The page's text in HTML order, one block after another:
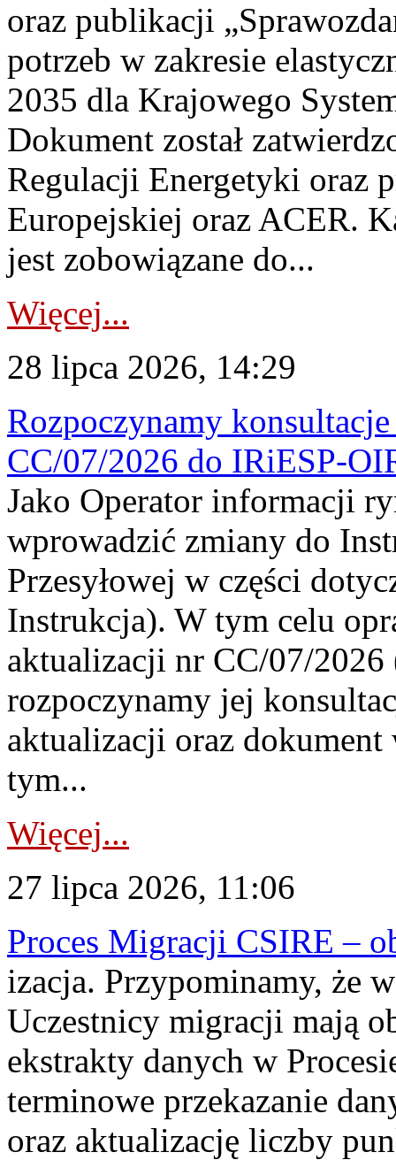
oraz publikacji
potrzeb w zakresie
2035 dla Krajowego
Dokument został
Regulacji Energetyki oraz
Europejskiej oraz ACER.
jest zobowiązane do...
Więcej...
28 lipca 2026, 14:29
Rozpoczynamy
CC/07/2026 do IRiESP-
Jako Operator informacji
wprowadzić zmiany do
Przesyłowej w części
Instrukcja). W tym celu
aktualizacji nr CC/07/
rozpoczynamy jej
aktualizacji oraz
tym...
Więcej...
27 lipca 2026, 11:06
Proces Migracji CSIRE –
izacja. Przypominamy, że
Uczestnicy migracji mają
ekstrakty danych w
terminowe przekazanie
oraz aktualizację liczby